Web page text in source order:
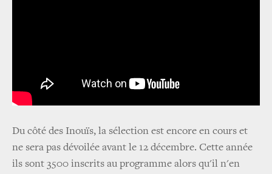
Du côté des Inouïs, la sélection est encore en cours et
ne sera pas dévoilée avant le 12 décembre. Cette année
ils sont 3500 inscrits au programme alors qu'il n'en